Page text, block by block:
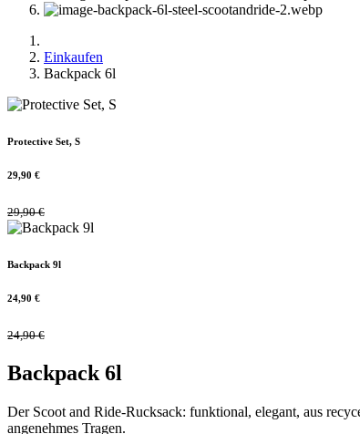
Einkaufen
Backpack 6l
Protective Set, S
29,90 €
29,90€
Backpack 9l
24,90 €
24,90€
Backpack 6l
Der Scoot and Ride-Rucksack: funktional, elegant, aus
angenehmes Tragen.